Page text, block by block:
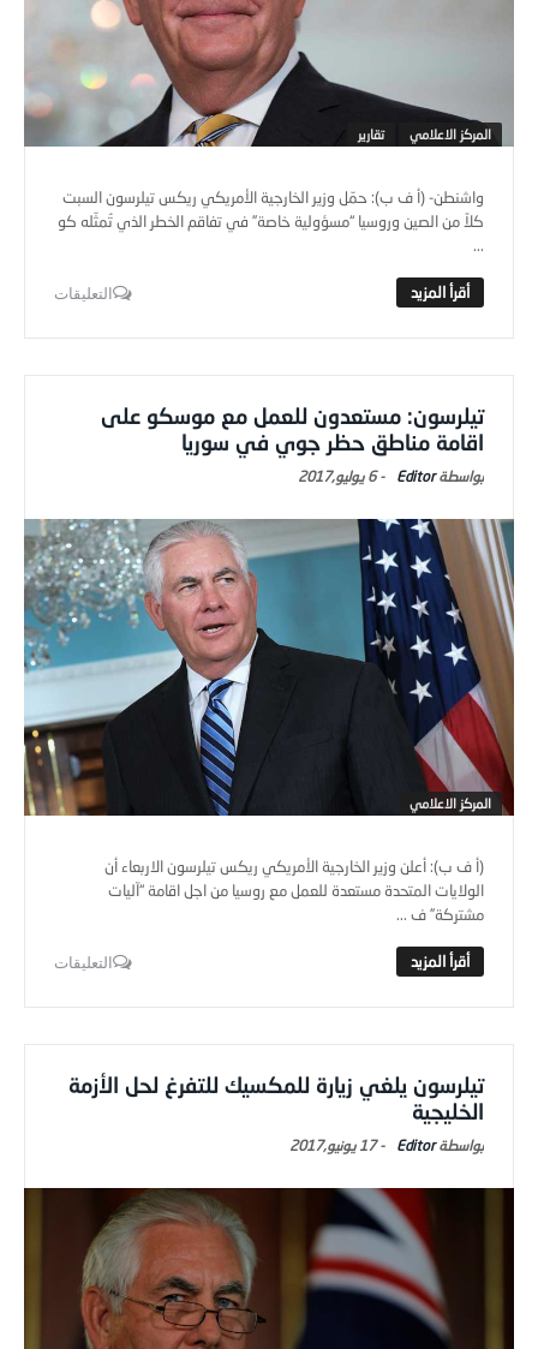
المركز الاعلامي تقارير
واشنطن- (أ ف ب): حمّل وزير الخارجية الأمريكي ريكس تيلرسون السبت
كلاً من الصين وروسيا “مسؤولية خاصة” في تفاقم الخطر الذي تُمثّله كو
...
التعليقات
تيلرسون: مستعدون للعمل مع موسكو على
اقامة مناطق حظر جوي في سوريا
Editor
-6 يوليو,2017
المركز الاعلامي
(أ ف ب): أعلن وزير الخارجية الأمريكي ريكس تيلرسون الاربعاء أن
الولايات المتحدة مستعدة للعمل مع روسيا من اجل اقامة “آليات
مشتركة” ف ...
التعليقات
تيلرسون يلغي زيارة للمكسيك للتفرغ لحل الأزمة
الخليجية
Editor
-17 يونيو,2017